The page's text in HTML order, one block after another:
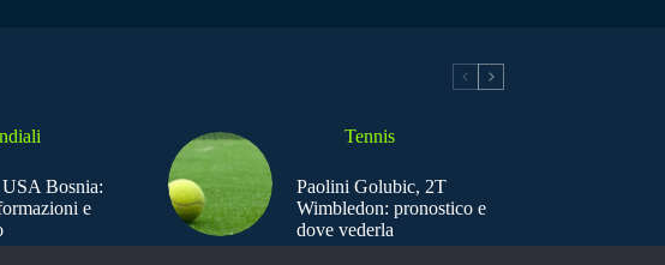
Bosnia:
e
Tennis
Paolini Golubic, 2T
Wimbledon: pronostico e
dove vederla